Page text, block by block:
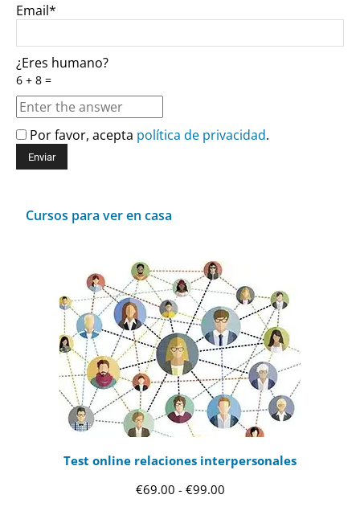
Email*
¿Eres humano?
6 + 8 =
Por favor, acepta política de privacidad.
Cursos para ver en casa
Test online relaciones interpersonales
€69.00 - €99.00Rango